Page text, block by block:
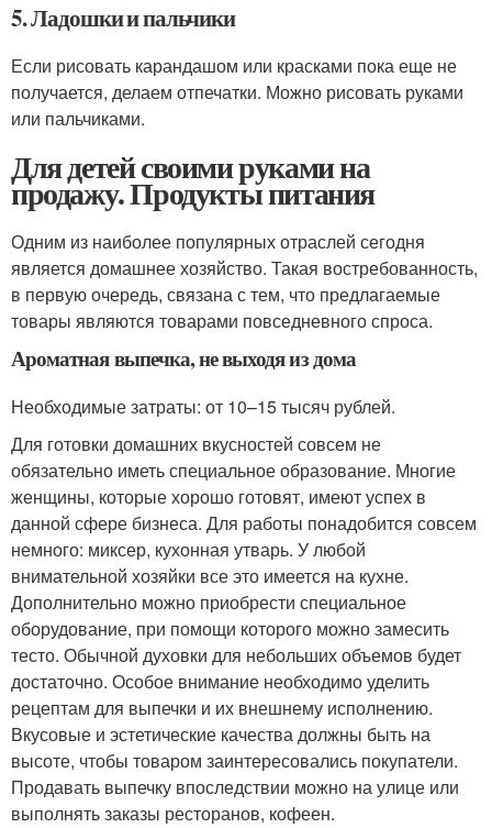
5. Ладошки и пальчики
Если рисовать карандашом или красками пока еще не
получается, делаем отпечатки. Можно рисовать руками
или пальчиками.
Для детей своими руками на
продажу. Продукты питания
Одним из наиболее популярных отраслей сегодня
является домашнее хозяйство. Такая востребованность,
в первую очередь, связана с тем, что предлагаемые
товары являются товарами повседневного спроса.
Ароматная выпечка, не выходя из дома
Необходимые затраты: от 10–15 тысяч рублей.
Для готовки домашних вкусностей совсем не
обязательно иметь специальное образование. Многие
женщины, которые хорошо готовят, имеют успех в
данной сфере бизнеса. Для работы понадобится совсем
немного: миксер, кухонная утварь. У любой
внимательной хозяйки все это имеется на кухне.
Дополнительно можно приобрести специальное
оборудование, при помощи которого можно замесить
тесто. Обычной духовки для небольших объемов будет
достаточно. Особое внимание необходимо уделить
рецептам для выпечки и их внешнему исполнению.
Вкусовые и эстетические качества должны быть на
высоте, чтобы товаром заинтересовались покупатели.
Продавать выпечку впоследствии можно на улице или
выполнять заказы ресторанов, кофеен.